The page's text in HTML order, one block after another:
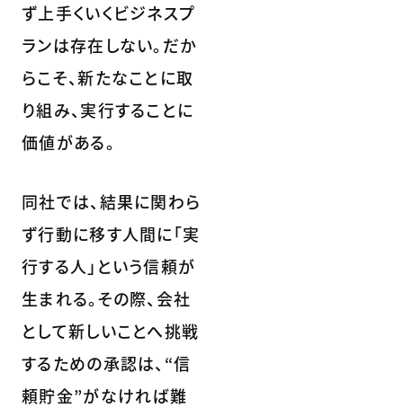
ず上手くいくビジネスプ
ランは存在しない。だか
らこそ、新たなことに取
り組み、実行することに
価値がある。
同社では、結果に関わら
ず行動に移す人間に「実
行する人」という信頼が
生まれる。その際、会社
として新しいことへ挑戦
するための承認は、“信
頼貯金”がなければ難